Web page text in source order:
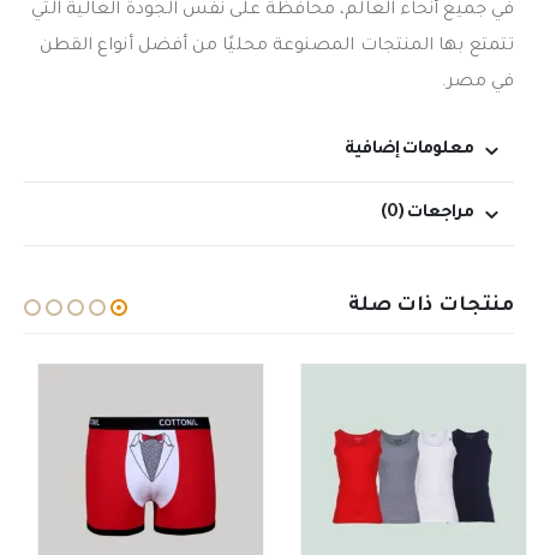
في جميع أنحاء العالم، محافظةً على نفس الجودة العالية التي
تتمتع بها المنتجات المصنوعة محليًا من أفضل أنواع القطن
في مصر.
معلومات إضافية
مراجعات (0)
منتجات ذات صلة